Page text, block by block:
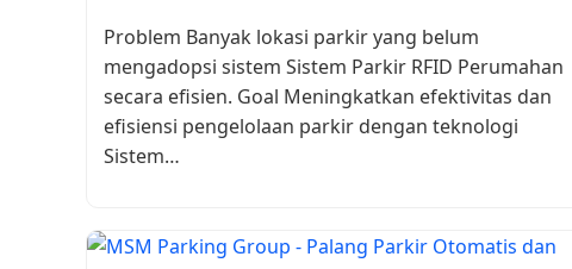
Problem Banyak lokasi parkir yang belum
mengadopsi sistem Sistem Parkir RFID Perumahan
secara efisien. Goal Meningkatkan efektivitas dan
efisiensi pengelolaan parkir dengan teknologi
Sistem…